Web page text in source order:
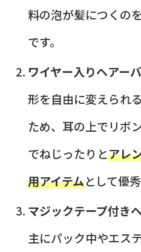
料の泡が髪につくの
です。
ワイヤー入りヘアー
形を自由に変えられ
ため、耳の上でリボ
でねじったりとアレ
用アイテムとして優秀
マジックテープ付き
主にパック中やエス